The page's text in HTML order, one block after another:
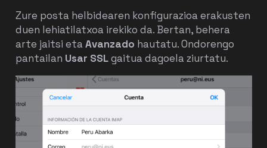
Zure posta helbidearen konfigurazioa erakusten
duen lehiatilatxoa irekiko da. Bertan, behera
arte jaitsi eta Avanzado hautatu. Ondorengo
pantailan Usar SSL gaitua dagoela ziurtatu.